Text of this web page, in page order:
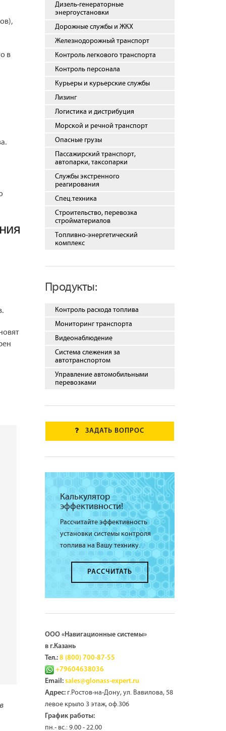
в
Дизель-генераторные
энергоустановки
Дорожные службы и ЖКХ
Железнодорожный транспорт
Контроль легкового транспорта
Контроль персонала
Курьеры и курьерские службы
Лизинг
Логистика и дистрибуция
Морской и речной транспорт
Опасные грузы
Пассажирский транспорт,
автопарки, таксопарки
Службы экстренного
реагирования
Спец.техника
Строительство, перевозка
стройматериалов
Топливно-энергетический
комплекс
Продукты:
Контроль расхода топлива
Мониторинг транспорта
Видеонаблюдение
Система слежения за
автотранспортом
Управление автомобильными
перевозками
ЗАДАТЬ ВОПРОС
Калькулятор
эффективности!
Рассчитайте эффективность
установки системы контроля
топлива на Вашу технику.
РАССЧИТАТЬ
ООО «Навигационные системы»
в г.Казань
Тел.: 8 (800) 700-87-55
+79604638036
Email: sales@glonass-expert.ru
Адрес:г.Ростов-на-Дону, ул. Вавилова, 58
левое крыло 3 этаж, оф.306
График работы:
пн.- вс.: 9.00 - 22.00